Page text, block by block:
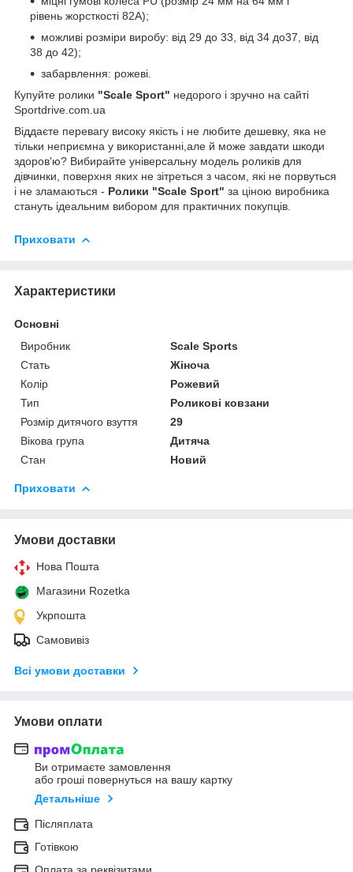
рівень жорсткості 82А);
можливі розміри виробу: від 29 до 33, від 34 до37, від
38 до 42);
забарвлення: рожеві.
Купуйте ролики "Scale Sport" недорого і зручно на сайті
Sportdrive.com.ua
Віддаєте перевагу високу якість і не любите дешевку, яка не
тільки неприємна у використанні,але й може завдати шкоди
здоров'ю? Вибирайте універсальну модель роликів для
дівчинки, поверхня яких не зітреться з часом, які не порвуться
і не зламаються - Ролики "Scale Sport" за ціною виробника
стануть ідеальним вибором для практичних покупців.
Приховати
Характеристики
Основні
Виробник
Scale Sports
Стать
Жіноча
Колір
Рожевий
Тип
Роликові ковзани
Розмір дитячого взуття
29
Вікова група
Дитяча
Стан
Новий
Приховати
Умови доставки
Нова Пошта
Магазини Rozetka
Укрпошта
Самовивіз
Всі умови доставки
Умови оплати
Ви отримаєте замовлення
або гроші повернуться на вашу картку
Детальніше
Післяплата
Готівкою